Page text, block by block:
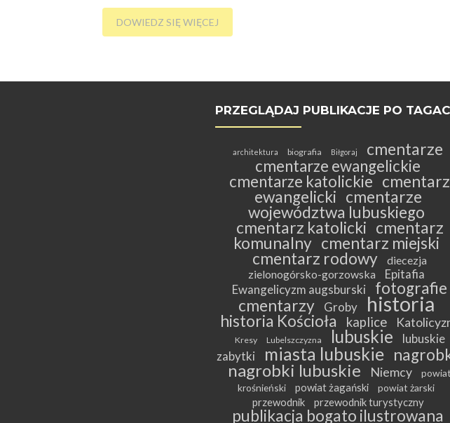
DOWIEDZ SIĘ WIĘCEJ
PRZEGLĄDAJ PUBLIKACJE PO
architektura biografia Biłgoraj
cmentarze
cmentarze ewangelickie
cmentarze katolickie cmentarz
ewangelicki cmentarze
województwa lubuskiego
cmentarz katolicki cmentarz
komunalny cmentarz miejski
cmentarz rodowy
diecezja
zielonogórsko-gorzowska
Epitafia
Ewangelicyzm augsburski
fotografie
cmentarzy
Groby historia
historia Kościoła kaplice
Kresy Lubelszczyzna lubuskie
lubuskie
zabytki
miasta lubuskie
nagrobki lubuskie Niemcy
powiat
krośnieński
powiat żagański powiat żarski
przewodnik przewodnik turystyczny
publikacja bogato ilustrowana